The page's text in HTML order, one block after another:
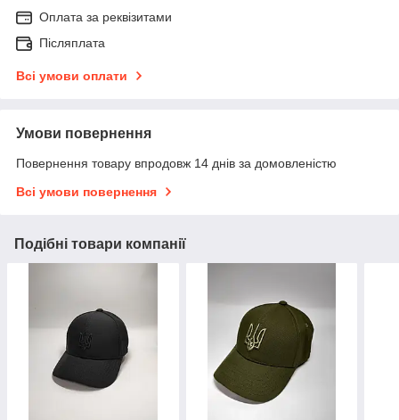
Оплата за реквізитами
Післяплата
Всі умови оплати
Умови повернення
Повернення товару впродовж 14 днів за домовленістю
Всі умови повернення
Подібні товари компанії